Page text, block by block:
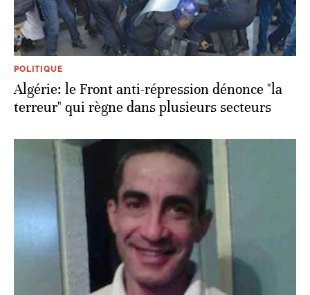
POLITIQUE
Algérie: le Front anti-répression dénonce "la
terreur" qui règne dans plusieurs secteurs